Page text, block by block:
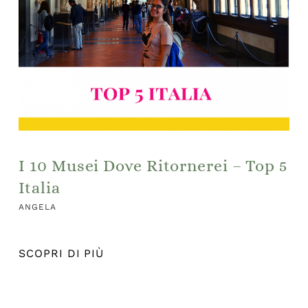
I 10 Musei Dove Ritornerei – Top 5
Italia
ANGELA
SCOPRI DI PIÙ